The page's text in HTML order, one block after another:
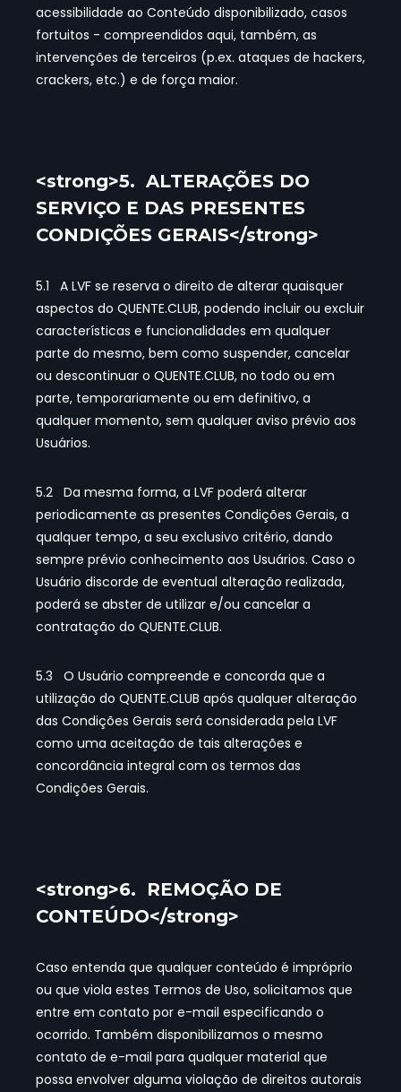
acessibilidade ao Conteúdo disponibilizado, casos
fortuitos - compreendidos aqui, também, as
intervenções de terceiros (p.ex. ataques de hackers,
crackers, etc.) e de força maior.
<strong>5. ALTERAÇÕES DO
SERVIÇO E DAS PRESENTES
CONDIÇÕES GERAIS</strong>
5.1 A LVF se reserva o direito de alterar quaisquer
aspectos do QUENTE.CLUB, podendo incluir ou excluir
características e funcionalidades em qualquer
parte do mesmo, bem como suspender, cancelar
ou descontinuar o QUENTE.CLUB, no todo ou em
parte, temporariamente ou em definitivo, a
qualquer momento, sem qualquer aviso prévio aos
Usuários.
5.2 Da mesma forma, a LVF poderá alterar
periodicamente as presentes Condições Gerais, a
qualquer tempo, a seu exclusivo critério, dando
sempre prévio conhecimento aos Usuários. Caso o
Usuário discorde de eventual alteração realizada,
poderá se abster de utilizar e/ou cancelar a
contratação do QUENTE.CLUB.
5.3 O Usuário compreende e concorda que a
utilização do QUENTE.CLUB após qualquer alteração
das Condições Gerais será considerada pela LVF
como uma aceitação de tais alterações e
concordância integral com os termos das
Condições Gerais.
<strong>6. REMOÇÃO DE
CONTEÚDO</strong>
Caso entenda que qualquer conteúdo é impróprio
ou que viola estes Termos de Uso, solicitamos que
entre em contato por e-mail especificando o
ocorrido. Também disponibilizamos o mesmo
contato de e-mail para qualquer material que
possa envolver alguma violação de direitos autorais